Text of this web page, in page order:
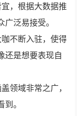
，根据大数据推
泛易接受。
不断入驻，使得
还是想要表现自
领域非常之广，
。